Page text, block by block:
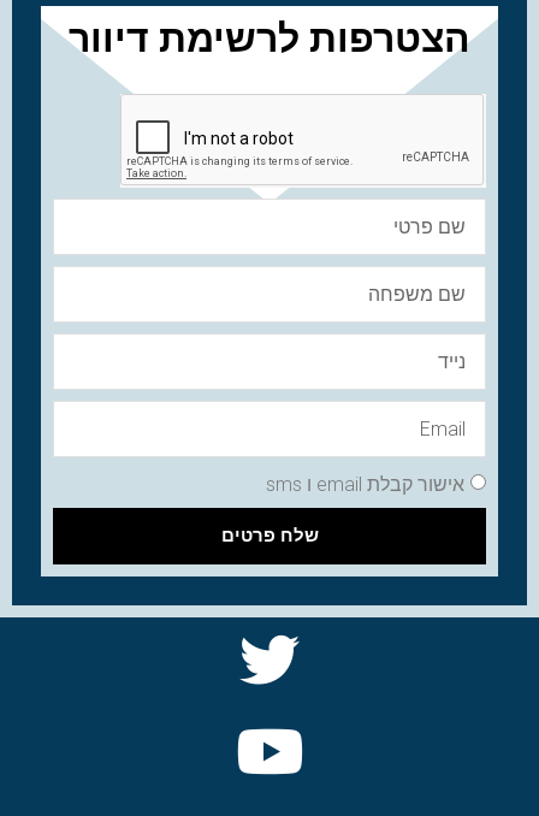
הצטרפות לרשימת דיוור
אישור קבלת email ו sms
שלח פרטים